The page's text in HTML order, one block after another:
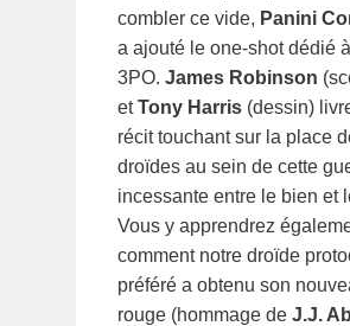
combler ce vide, Panini
a ajouté le one-shot dédié
3PO. James Robinson
etTony Harris (dessin)
récit touchant sur la place
droïdes au sein de cette
incessante entre le bien et
Vous y apprendrez
comment notre droïde
préféré a obtenu son
rouge (hommage de J.J.